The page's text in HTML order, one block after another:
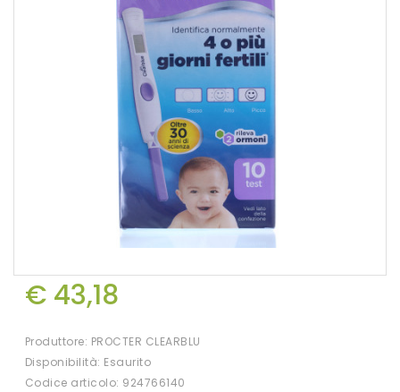
€ 43,18
Produttore: PROCTER CLEARBLU
Disponibilità: Esaurito
Codice articolo: 924766140